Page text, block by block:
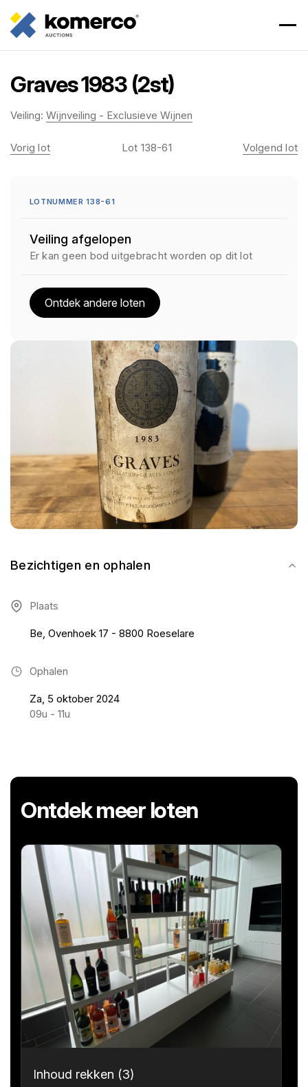
Graves 1983 (2st)
Veiling: Wijnveiling - Exclusieve Wijnen
Bezichtigen en ophalen
Plaats
Be, Ovenhoek 17 - 8800 Roeselare
Ophalen
Za, 5 oktober 2024
09u - 11u
Vorig lot Lot 138-61 Volgend lot
LOTNUMMER 138-61
Veiling afgelopen
Er kan geen bod uitgebracht worden op dit lot
Ontdek andere loten
Ontdek meer loten
Inhoud rekken (3)